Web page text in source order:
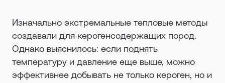
Изначально экстремальные тепловые методы
создавали для керогенсодержащих пород.
Однако выяснилось: если поднять
температуру и давление еще выше, можно
эффективнее добывать не только кероген, но и